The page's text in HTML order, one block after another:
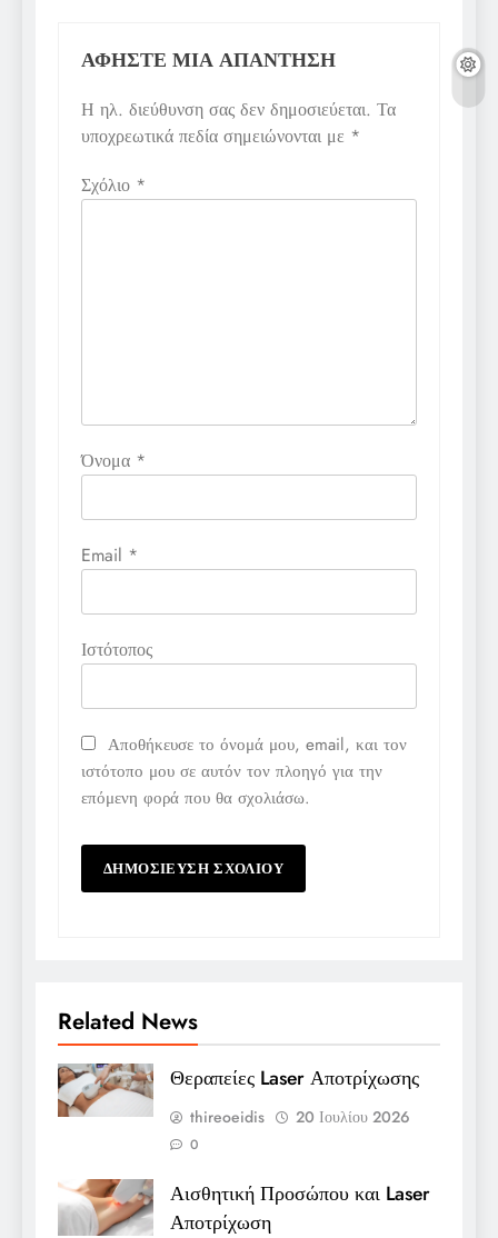
ΑΦΉΣΤΕ ΜΙΑ ΑΠΆΝΤΗΣΗ
Η ηλ. διεύθυνση σας δεν δημοσιεύεται. Τα
υποχρεωτικά πεδία σημειώνονται με *
Σχόλιο *
Όνομα *
Email *
Ιστότοπος
Αποθήκευσε το όνομά μου, email, και τον
ιστότοπο μου σε αυτόν τον πλοηγό για την
επόμενη φορά που θα σχολιάσω.
Related News
Θεραπείες Laser Αποτρίχωσης
thireoeidis 20 Ιουλίου 2026
0
Αισθητική Προσώπου και Laser
Αποτρίχωση